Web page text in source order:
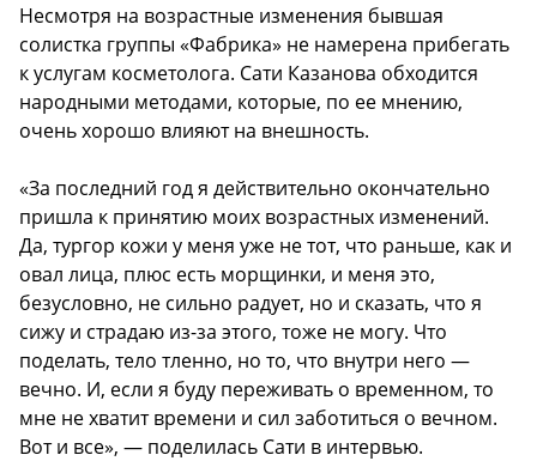
Несмотря на возрастные изменения бывшая
солистка группы «Фабрика» не намерена прибегать
к услугам косметолога. Сати Казанова обходится
народными методами, которые, по ее мнению,
очень хорошо влияют на внешность.
«За последний год я действительно окончательно
пришла к принятию моих возрастных изменений.
Да, тургор кожи у меня уже не тот, что раньше, как и
овал лица, плюс есть морщинки, и меня это,
безусловно, не сильно радует, но и сказать, что я
сижу и страдаю из-за этого, тоже не могу. Что
поделать, тело тленно, но то, что внутри него —
вечно. И, если я буду переживать о временном, то
мне не хватит времени и сил заботиться о вечном.
Вот и все», — поделилась Сати в интервью.